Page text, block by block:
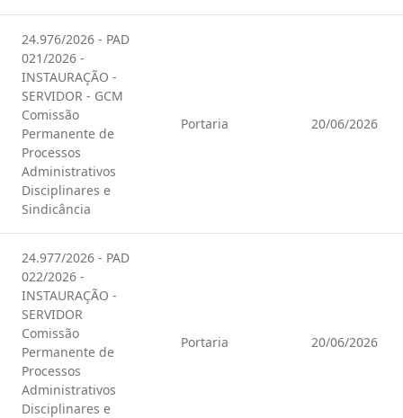
24.976/2026 - PAD
021/2026 -
INSTAURAÇÃO -
SERVIDOR - GCM
Comissão
Permanente de
Processos
Administrativos
Disciplinares e
Sindicância
Portaria 20/06/2026
24.977/2026 - PAD
022/2026 -
INSTAURAÇÃO -
SERVIDOR
Comissão
Permanente de
Processos
Administrativos
Disciplinares e
Portaria 20/06/2026